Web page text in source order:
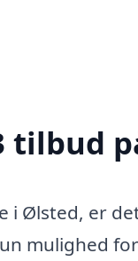
i Ølsted, er
mulighed